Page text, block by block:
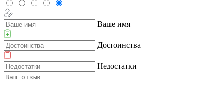
Ваше имя
Достоинства
Недостатки